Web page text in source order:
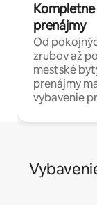
prenájmy
Od
zrubov až
mestské
prenájmy
vybavenie